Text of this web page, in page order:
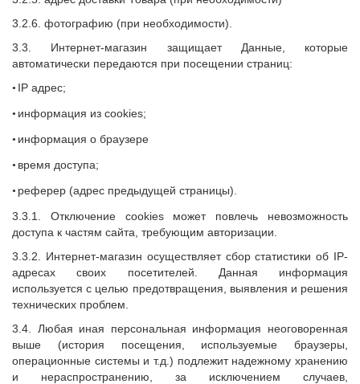
3.2.6. фотографию (при необходимости).
3.3. Интернет-магазин защищает Данные, которые
автоматически передаются при посещении страниц:
• IP адрес;
• информация из cookies;
• информация о браузере
• время доступа;
• реферер (адрес предыдущей страницы).
3.3.1. Отключение cookies может повлечь невозможность
доступа к частям сайта, требующим авторизации.
3.3.2. Интернет-магазин осуществляет сбор статистики об IP-
адресах своих посетителей. Данная информация
используется с целью предотвращения, выявления и решения
технических проблем.
3.4. Любая иная персональная информация неоговоренная
выше (история посещения, используемые браузеры,
операционные системы и т.д.) подлежит надежному хранению
и нераспространению, за исключением случаев,